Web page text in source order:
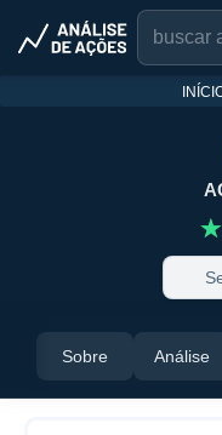
☆
Sobre Análise